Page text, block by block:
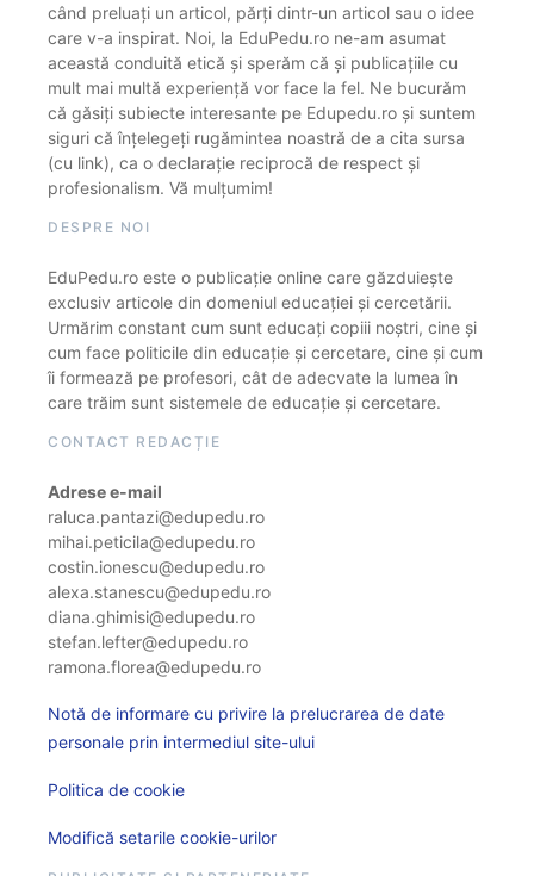
când preluați un articol, părți dintr-un articol sau o idee
care v-a inspirat. Noi, la EduPedu.ro ne-am asumat
această conduită etică și sperăm că și publicațiile cu
mult mai multă experiență vor face la fel. Ne bucurăm
că găsiți subiecte interesante pe Edupedu.ro și suntem
siguri că înțelegeți rugămintea noastră de a cita sursa
(cu link), ca o declarație reciprocă de respect și
profesionalism. Vă mulțumim!
DESPRE NOI
EduPedu.ro este o publicație online care găzduiește
exclusiv articole din domeniul educației și cercetării.
Urmărim constant cum sunt educați copiii noștri, cine și
cum face politicile din educație și cercetare, cine și cum
îi formează pe profesori, cât de adecvate la lumea în
care trăim sunt sistemele de educație și cercetare.
CONTACT REDACȚIE
Adrese e-mail
raluca.pantazi@edupedu.ro
mihai.peticila@edupedu.ro
costin.ionescu@edupedu.ro
alexa.stanescu@edupedu.ro
diana.ghimisi@edupedu.ro
stefan.lefter@edupedu.ro
ramona.florea@edupedu.ro
Notă de informare cu privire la prelucrarea de date
personale prin intermediul site-ului
Politica de cookie
Modifică setarile cookie-urilor